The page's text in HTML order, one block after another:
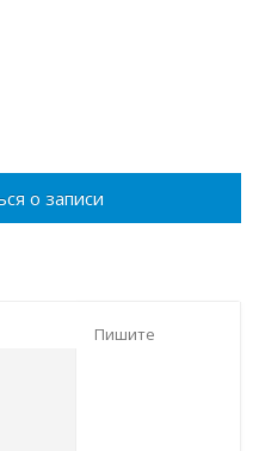
о записи
Пишите